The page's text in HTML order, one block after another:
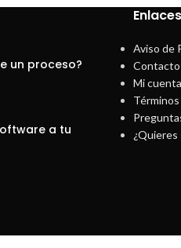
un proceso?
a tu
Aviso de
Contacto
Mi cuenta
¿Quieres